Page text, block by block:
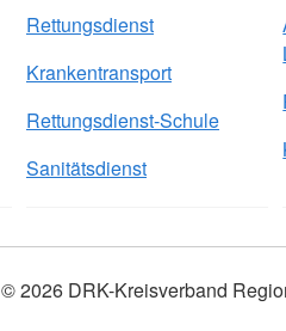
Bitte verpacken
Säcken, damit
Container
Abgabe von
donnerstags
stehen ebenfalls
Rettungsdienst
Krankentransport
Rettungsdienst-Schule
Sanitätsdienst
© 2026 DRK-Kreisverband